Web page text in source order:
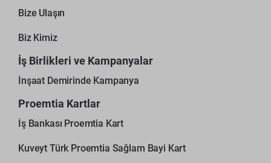
Bize Ulaşın
Biz Kimiz
İş Birlikleri ve Kampanyalar
İnşaat Demirinde Kampanya
Proemtia Kartlar
İş Bankası Proemtia Kart
Kuveyt Türk Proemtia Sağlam Bayi Kart